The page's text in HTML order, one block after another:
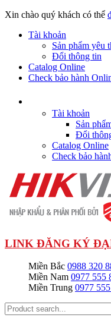
Xin chào quý khách có thể
Tài khoản
Sản phẩm yêu
Đổi thông tin
Catalog Online
Check bảo hành
Tài khoản
Sản
Đổi
Catalog Online
Check bảo
LINK ĐĂNG KÝ
Miền Bắc 0988 320
Miền Nam 0977 555
Miền Trung 0977